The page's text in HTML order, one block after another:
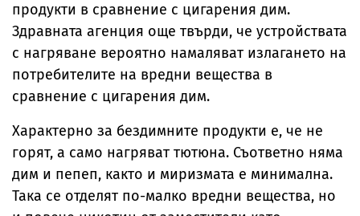
продукти в сравнение с цигарения дим.
Здравната агенция още твърди, че устройствата
с нагряване вероятно намаляват излагането на
потребителите на вредни вещества в
сравнение с цигарения дим.
Характерно за бездимните продукти е, че не
горят, а само нагряват тютюна. Съответно няма
дим и пепеп, както и миризмата е минимална.
Така се отделят по-малко вредни вещества, но